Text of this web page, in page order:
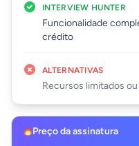
INTERVIEW HUNTER
Funcionalidade
crédito
ALTERNATIVAS
Recursos limitados
Preço da assinatura